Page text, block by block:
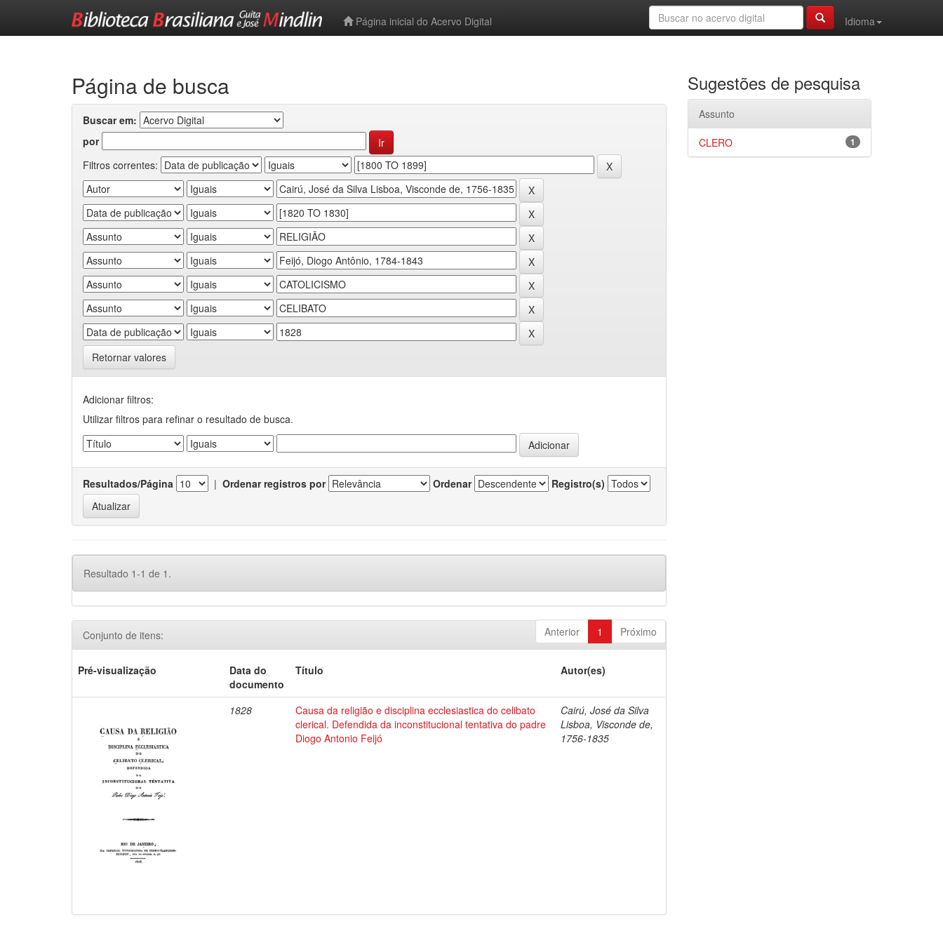
Página inicial do Acervo Digital
Idioma
Página de busca
Buscar em:
por
Filtros correntes:
Retornar valores
Adicionar filtros:
Utilizar filtros para refinar o resultado de busca.
Resultados/Página | Ordenar registros por Ordenar Registro(s)
Resultado 1-1 de 1.
Anterior 1 Próximo
Conjunto de itens:
Pré-visualização
Data do
documento
Título Autor(es)
1828
Causa da religião e disciplina ecclesiastica do celibato
clerical. Defendida da inconstitucional tentativa do padre
Diogo Antonio Feijó
Cairú, José da Silva
Lisboa, Visconde de,
1756-1835
Sugestões de pesquisa
Assunto
1
CLERO